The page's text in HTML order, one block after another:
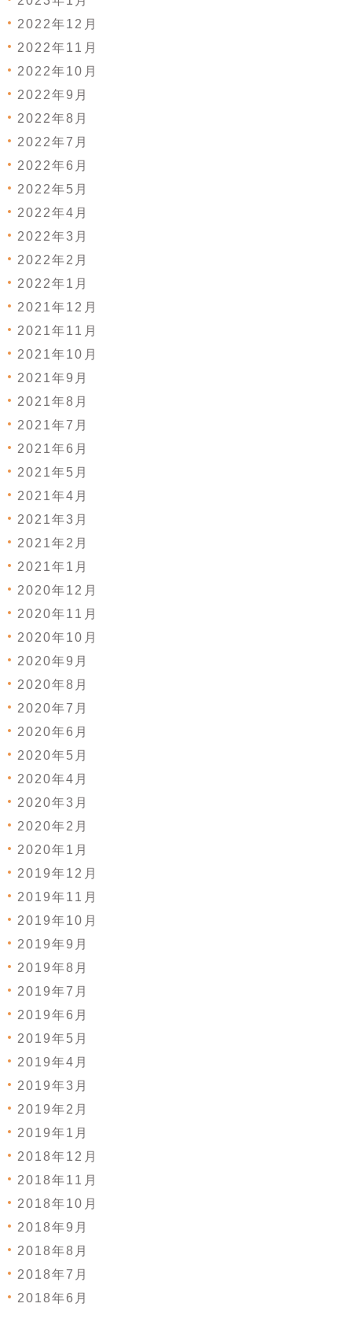
2022年12月
2022年11月
2022年10月
2022年9月
2022年8月
2022年7月
2022年6月
2022年5月
2022年4月
2022年3月
2022年2月
2022年1月
2021年12月
2021年11月
2021年10月
2021年9月
2021年8月
2021年7月
2021年6月
2021年5月
2021年4月
2021年3月
2021年2月
2021年1月
2020年12月
2020年11月
2020年10月
2020年9月
2020年8月
2020年7月
2020年6月
2020年5月
2020年4月
2020年3月
2020年2月
2020年1月
2019年12月
2019年11月
2019年10月
2019年9月
2019年8月
2019年7月
2019年6月
2019年5月
2019年4月
2019年3月
2019年2月
2019年1月
2018年12月
2018年11月
2018年10月
2018年9月
2018年8月
2018年7月
2018年6月